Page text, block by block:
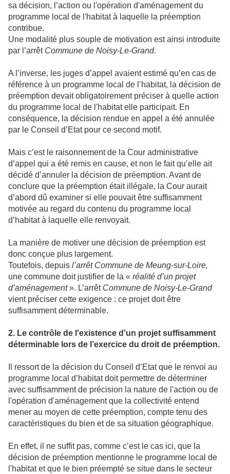
sa décision, l’action ou l'opération d'aménagement du
programme local de l'habitat à laquelle la préemption
contribue.
Une modalité plus souple de motivation est ainsi introduite
par l’arrêt Commune de Noisy-Le-Grand.
A l’inverse, les juges d’appel avaient estimé qu’en cas de
référence à un programme local de l’habitat, la décision de
préemption devait obligatoirement préciser à quelle action
du programme local de l'habitat elle participait. En
conséquence, la décision rendue en appel a été annulée
par le Conseil d’Etat pour ce second motif.
Mais c’est le raisonnement de la Cour administrative
d’appel qui a été remis en cause, et non le fait qu’elle ait
décidé d’annuler la décision de préemption. Avant de
conclure que la préemption était illégale, la Cour aurait
d’abord dû examiner si elle pouvait être suffisamment
motivée au regard du contenu du programme local
d’habitat à laquelle elle renvoyait.
La manière de motiver une décision de préemption est
donc conçue plus largement.
Toutefois, depuis l’arrêt Commune de Meung-sur-Loire,
une commune doit justifier de la « réalité d’un projet
d’aménagement». L’arrêt Commune de Noisy-Le-Grand
vient préciser cette exigence : ce projet doit être
suffisamment déterminable.
2. Le contrôle de l'existence d'un projet suffisamment
déterminable lors de l’exercice du droit de préemption.
Il ressort de la décision du Conseil d’Etat que le renvoi au
programme local d’habitat doit permettre de déterminer
avec suffisamment de précision la nature de l'action ou de
l'opération d'aménagement que la collectivité entend
mener au moyen de cette préemption, compte tenu des
caractéristiques du bien et de sa situation géographique.
En effet, il ne suffit pas, comme c’est le cas ici, que la
décision de préemption mentionne le programme local de
l'habitat et que le bien préempté se situe dans le secteur